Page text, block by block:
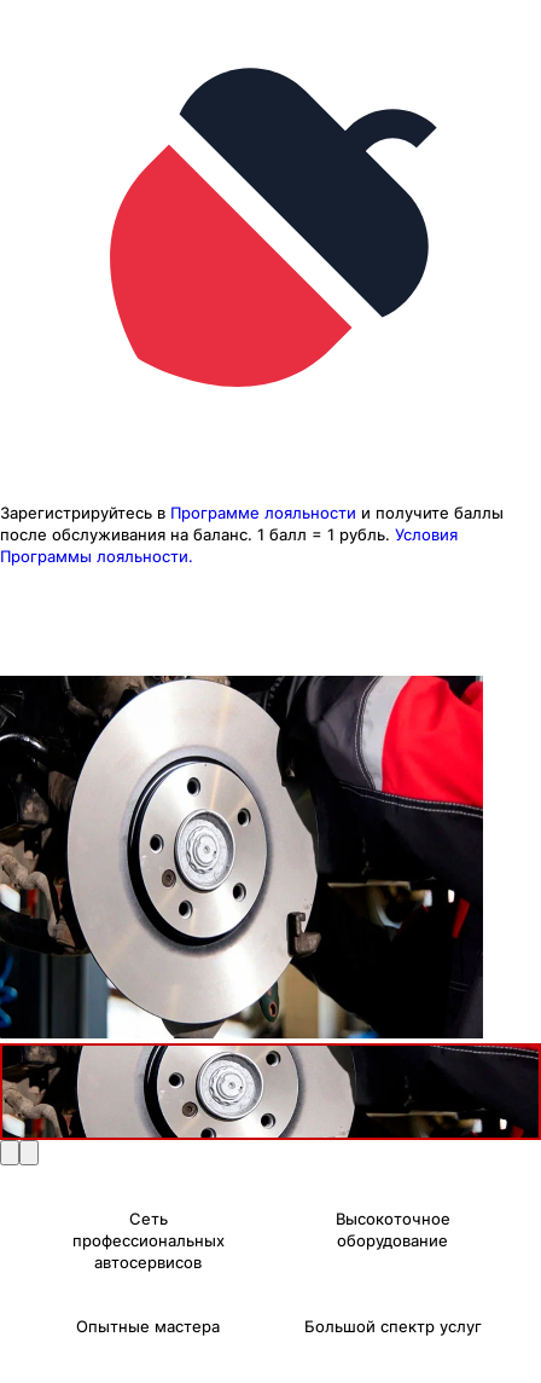
Зарегистрируйтесь в Программе лояльности и получите баллы
после обслуживания на баланс. 1 балл = 1 рубль. Условия
Программы лояльности.
Сеть
профессиональных
автосервисов
Высокоточное
оборудование
Опытные мастера Большой спектр услуг